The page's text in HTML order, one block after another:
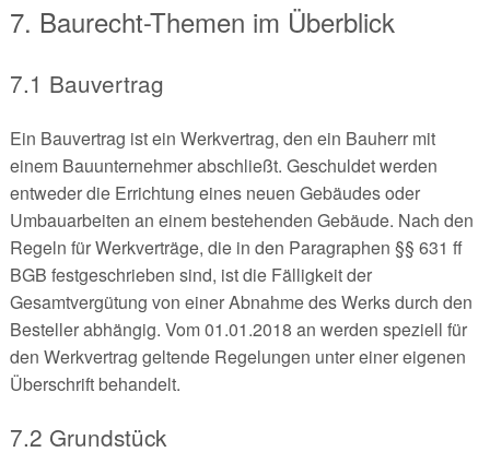
7. Baurecht-Themen im Überblick
7.1 Bauvertrag
Ein Bauvertrag ist ein Werkvertrag, den ein Bauherr mit
einem Bauunternehmer abschließt. Geschuldet werden
entweder die Errichtung eines neuen Gebäudes oder
Umbauarbeiten an einem bestehenden Gebäude. Nach den
Regeln für Werkverträge, die in den Paragraphen §§ 631 ff
BGB festgeschrieben sind, ist die Fälligkeit der
Gesamtvergütung von einer Abnahme des Werks durch den
Besteller abhängig. Vom 01.01.2018 an werden speziell für
den Werkvertrag geltende Regelungen unter einer eigenen
Überschrift behandelt.
7.2 Grundstück